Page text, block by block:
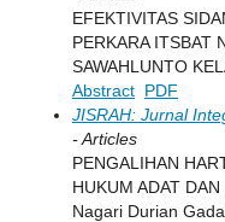
EFEKTIVITAS
PERKARA ITSBAT
SAWAHLUNTO
Abstract PDF
JISRAH: Jurnal
- Articles
PENGALIHAN
HUKUM ADAT
Nagari Durian